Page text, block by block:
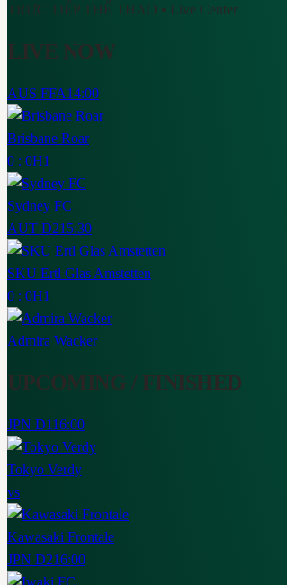
TRỰC TIẾP THỂ THAO • Live Center
LIVE NOW
AUS FFA14:00
Brisbane Roar
0 : 0H1
Sydney FC
AUT D215:30
SKU Ertl Glas Amstetten
0 : 0H1
Admira Wacker
UPCOMING / FINISHED
JPN D116:00
Tokyo Verdy
vs
Kawasaki Frontale
JPN D216:00